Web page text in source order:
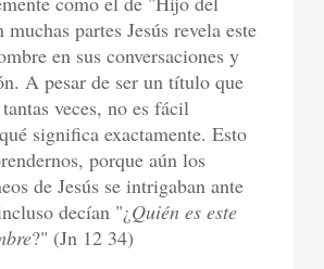
partes Jesús revela este
en sus conversaciones y
A pesar de ser un título que
veces, no es fácil
significa exactamente. Esto
porque aún los
de Jesús se intrigaban ante
decían "¿Quién es este
?" (Jn 12 34)